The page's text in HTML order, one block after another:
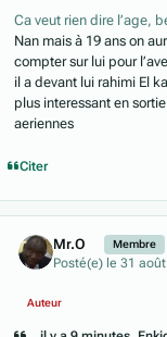
Ca veut rien dire l’age,
Nan mais à 19 ans on
compter sur lui pour
il a devant lui rahimi El
plus interessant en
aeriennes
Citer
Mr.O Membre
Posté(e) le 31
Auteur